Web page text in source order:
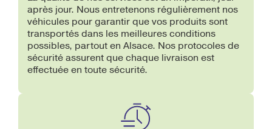
après jour. Nous entretenons régulièrement nos
véhicules pour garantir que vos produits sont
transportés dans les meilleures conditions
possibles, partout en Alsace. Nos protocoles de
sécurité assurent que chaque livraison est
effectuée en toute sécurité.